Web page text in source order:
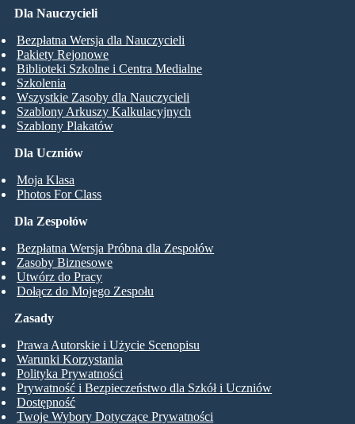
Dla Uczniów
Moja Klasa
Photos For Class
Dla Nauczycieli
Bezpłatna Wersja dla Nauczycieli
Pakiety Rejonowe
Biblioteki Szkolne i Centra Medialne
Szkolenia
Wszystkie Zasoby dla Nauczycieli
Szablony Arkuszy Kalkulacyjnych
Szablony Plakatów
Dla Zespołów
Bezpłatna Wersja Próbna dla Zespołów
Zasoby Biznesowe
Utwórz do Pracy
Dołącz do Mojego Zespołu
Zasady
Prawa Autorskie i Użycie Scenopisu
Warunki Korzystania
Polityka Prywatności
Prywatność i Bezpieczeństwo dla Szkół i Uczniów
Dostępność
Twoje Wybory Dotyczące Prywatności